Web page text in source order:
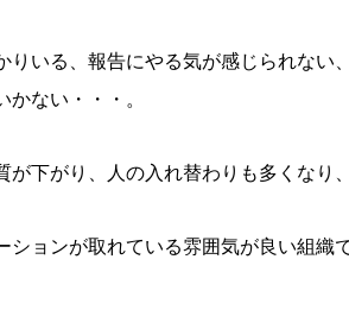
りいる、報告にやる気が感じられない
かない・・・。
が下がり、人の入れ替わりも多くなり
ションが取れている雰囲気が良い組織